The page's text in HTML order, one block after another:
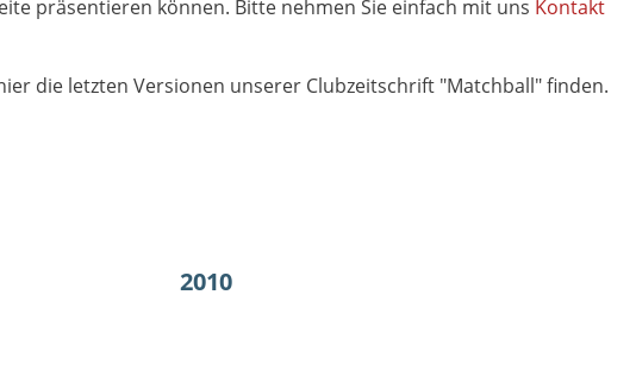
präsentieren können. Bitte nehmen Sie einfach mit uns Kontakt
die letzten Versionen unserer Clubzeitschrift "Matchball" finden.
2010